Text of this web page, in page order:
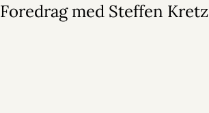
Foredrag med Steffen Kretz